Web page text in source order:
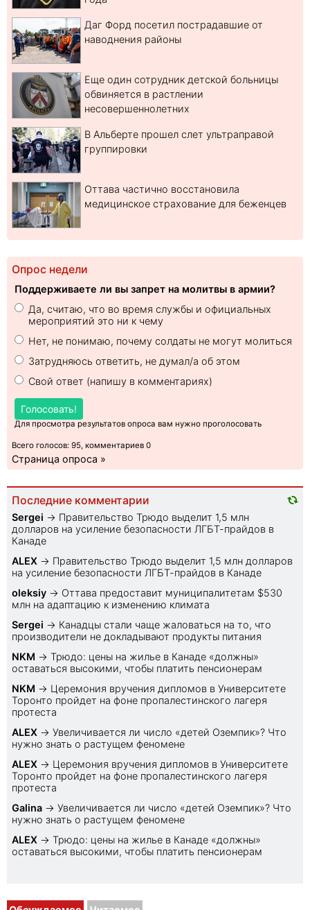
Даг Форд посетил пострадавшие от
наводнения районы
Еще один сотрудник детской больницы
обвиняется в растлении
несовершеннолетних
В Альберте прошел слет ультраправой
группировки
Оттава частично восстановила
медицинское страхование для беженцев
Опрос недели
Поддерживаете ли вы запрет на молитвы в армии?
Да, считаю, что во время службы и официальных
мероприятий это ни к чему
Нет, не понимаю, почему солдаты не могут молиться
Затрудняюсь ответить, не думал/а об этом
Свой ответ (напишу в комментариях)
Голосовать!
Для просмотра результатов опроса вам нужно проголосовать
Всего голосов: 95, комментариев 0
Страница опроса »
Последние комментарии
Sеrgei → Правительство Трюдо выделит 1,5 млн
долларов на усиление безопасности ЛГБТ-прайдов в
Канаде
ALEX → Правительство Трюдо выделит 1,5 млн долларов
на усиление безопасности ЛГБТ-прайдов в Канаде
oleksiy → Оттава предоставит муниципалитетам $530
млн на адаптацию к изменению климата
Sеrgei → Канадцы стали чаще жаловаться на то, что
производители не докладывают продукты питания
NKM → Трюдо: цены на жилье в Канаде «должны»
оставаться высокими, чтобы платить пенсионерам
NKM → Церемония вручения дипломов в Университете
Торонто пройдет на фоне пропалестинского лагеря
протеста
ALEX → Увеличивается ли число «детей Оземпик»? Что
нужно знать о растущем феномене
ALEX → Церемония вручения дипломов в Университете
Торонто пройдет на фоне пропалестинского лагеря
протеста
Galina → Увеличивается ли число «детей Оземпик»? Что
нужно знать о растущем феномене
ALEX → Трюдо: цены на жилье в Канаде «должны»
оставаться высокими, чтобы платить пенсионерам